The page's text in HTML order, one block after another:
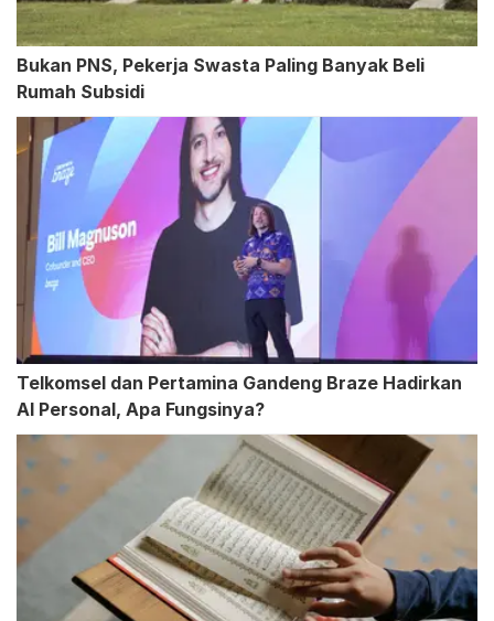
Bukan PNS, Pekerja Swasta Paling Banyak Beli
Rumah Subsidi
Telkomsel dan Pertamina Gandeng Braze Hadirkan
AI Personal, Apa Fungsinya?